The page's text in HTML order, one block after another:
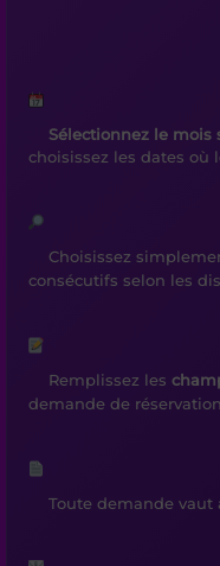
Sélectionnez le mois
choisissez les dates où
Choisissez
consécutifs selon les
Remplissez les
demande de
Toute demande vaut